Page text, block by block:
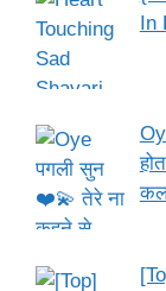
In
कल